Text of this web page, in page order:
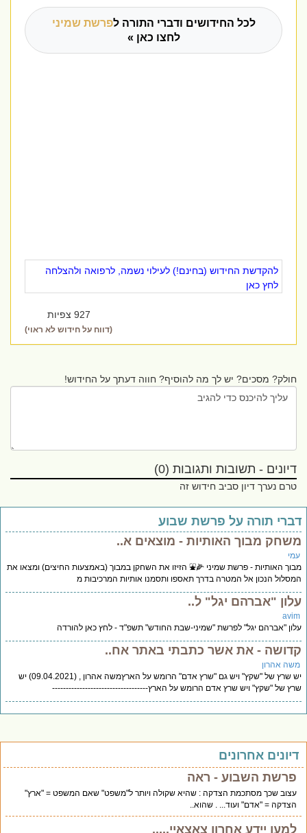
לכל החידושים ודברי התורה לפרשת שמיני
לחצו כאן »
להקדשת החידוש (בחינם!) לעילוי נשמה, לרפואה ולהצלחה
לחץ כאן
927 צפיות
(דווח על חידוש לא ראוי)
חולק? מסכים? יש לך מה להוסיף? חווה דעתך על החידוש!
דיונים - תשובות ותגובות (0)
טרם נערך דיון סביב חידוש זה
תורה על פרשת שבוע
מבוך האותיות - מוצאים א..
האותיות - פרשת שמיני 🌽⛲ הזיזו את השחקן במבוך (באמצעות החיצים) ומצאו את
הנכון אל המטרה בדרך תאספו ותסמנו אותיות המרכיבות מ
"אברהם יגל" ל..
"אברהם יגל" לפרשת "שמיני-שבת החודש" תשפ"ד - לחץ כאן להורדה
- את אשר כתבתי באתר אח..
אהרון
יש שרץ של "שקץ" ויש גם "שרץ אדם" הרומש על הארץמשה אהרון , (09.04.2021) יש
של "שקץ" ויש שרץ אדם הרומש על הארץ-----------------------------------
אחרונים
פרשת השבוע - ראה
עצוב שכך מסתכמת הצדקה : שהיא שקולה ויותר ל"משפט" שאם המשפט = "ארץ"
הצדקה = "אדם" ועוד... . שהוא..
למען יידע אחרון צאצאיי.....